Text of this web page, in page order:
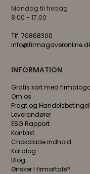
Mandag til fredag
8.00 - 17.00
Tlf. 70868300
INFORMATION
Gratis kort med
Om os
Fragt og
Leverandører
ESG Rapport
Kontakt
Chokolade indhold
Katalog
Blog
Ønsker I firmaftale?